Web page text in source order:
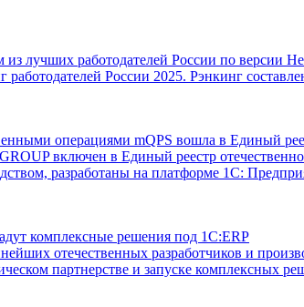
лучших работодателей России по версии
России 2025. Рэнкинг
операциями mQPS вошла в Единый
включен в Единый реестр
разработаны на платформе 1С:
комплексные решения под 1С:ERP
отечественных разработчиков и
партнерстве и запуске комплексных